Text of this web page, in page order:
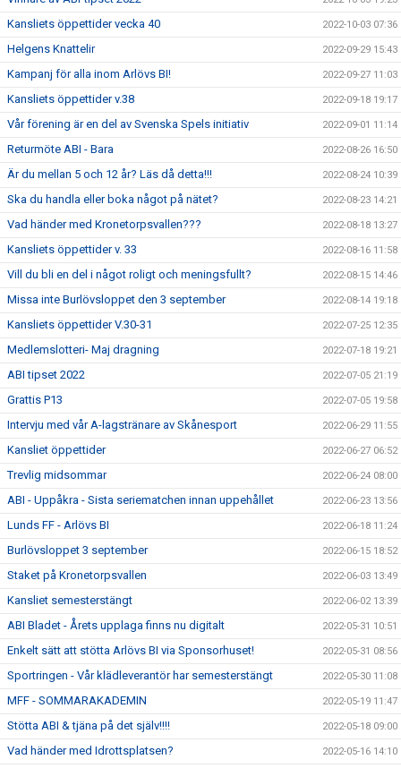
Kansliets öppettider vecka 40 2022-10-03 07:36
Helgens Knattelir 2022-09-29 15:43
Kampanj för alla inom Arlövs BI! 2022-09-27 11:03
Kansliets öppettider v.38 2022-09-18 19:17
Vår förening är en del av Svenska Spels initiativ 2022-09-01 11:14
Returmöte ABI - Bara 2022-08-26 16:50
Är du mellan 5 och 12 år? Läs då detta!!! 2022-08-24 10:39
Ska du handla eller boka något på nätet? 2022-08-23 14:21
Vad händer med Kronetorpsvallen??? 2022-08-18 13:27
Kansliets öppettider v. 33 2022-08-16 11:58
Vill du bli en del i något roligt och meningsfullt? 2022-08-15 14:46
Missa inte Burlövsloppet den 3 september 2022-08-14 19:18
Kansliets öppettider V.30-31 2022-07-25 12:35
Medlemslotteri- Maj dragning 2022-07-18 19:21
ABI tipset 2022 2022-07-05 21:19
Grattis P13 2022-07-05 19:58
Intervju med vår A-lagstränare av Skånesport 2022-06-29 11:55
Kansliet öppettider 2022-06-27 06:52
Trevlig midsommar 2022-06-24 08:00
ABI - Uppåkra - Sista seriematchen innan uppehållet 2022-06-23 13:56
Lunds FF - Arlövs BI 2022-06-18 11:24
Burlövsloppet 3 september 2022-06-15 18:52
Staket på Kronetorpsvallen 2022-06-03 13:49
Kansliet semesterstängt 2022-06-02 13:39
ABI Bladet - Årets upplaga finns nu digitalt 2022-05-31 10:51
Enkelt sätt att stötta Arlövs BI via Sponsorhuset! 2022-05-31 08:56
Sportringen - Vår klädleverantör har semesterstängt 2022-05-30 11:08
MFF - SOMMARAKADEMIN 2022-05-19 11:47
Stötta ABI & tjäna på det själv!!!! 2022-05-18 09:00
Vad händer med Idrottsplatsen? 2022-05-16 14:10